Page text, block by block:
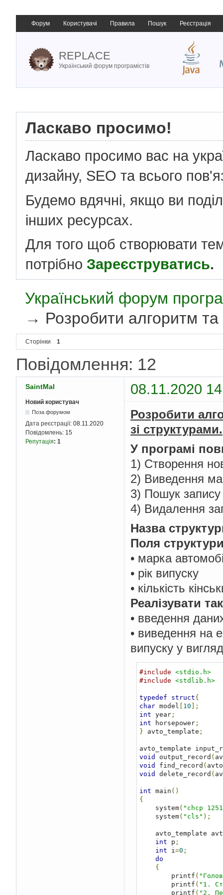
Форум Користувачі Правила Пошук Реєстрація
REPLACE
Український форум програмістів
Ласкаво просимо!
Ласкаво просимо вас на
дизайну, SEO та всього
Будемо вдячні, якщо ви
інших ресурсах.
Для того щоб створювати
потрібно Зареєструватись.
Український форум
→ Розробити алгоритм
Сторінки 1
Повідомлення: 12
SaintMal 08.11.2020
Новий користувач
Поза форумом
Дата реєстрації: 08.11.2020
Повідомлень: 15
Репутація: 1
Розробити
зі структурами.
У програмі
1) Створення
2) Виведення
3) Пошук запису
4) Видалення
Назва
Поля
• марка
• рік випуску
• кількість
Реалізувати
• введення
• виведення на
випуску у
#include <stdio.h>
#include <stdlib.h>
typedef struct{
char model 10 ];
int year;
int horsepower;
} avto_template ;
avto_template
void
output_record (
void
find_record (
void
delete_record (
int main ()
{
    system
( "chcp
    system
( "cls" );
avto_template
int p ;
int i=0 ;
do
{
        printf
(
        printf
( "1.
        printf
( "2.